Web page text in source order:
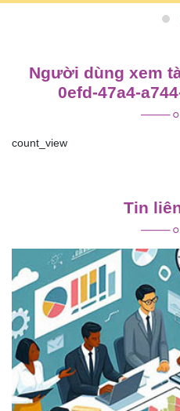
Người dùng xem
0efd-47a4-
count_view
viết
Tin